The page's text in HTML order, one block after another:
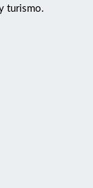
turismo.